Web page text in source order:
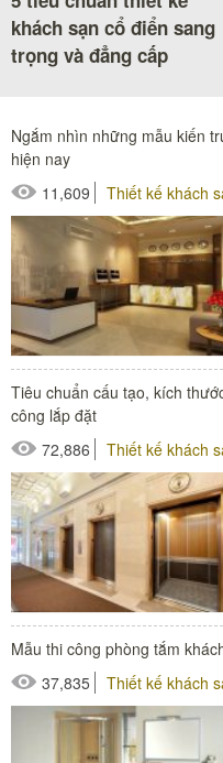
khách sạn cổ điển sang
trọng và đẳng cấp
Ngắm nhìn những mẫu kiến
hiện nay
11,609
Thiết kế khách
Tiêu chuẩn cấu tạo, kích
công lắp đặt
72,886
Thiết kế khách
Mẫu thi công phòng tắm
37,835
Thiết kế khách